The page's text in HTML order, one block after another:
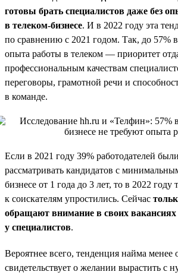
готовы брать специалистов даже без
в телеком-бизнесе. И в 2022 году эта
по сравнению с 2021 годом. Так, до 57%
опыта работы в телеком — приоритет
профессиональным качествам
переговоры, грамотной речи и
в команде.
Если в 2021 году 39% работодателей
рассматривать кандидатов с
бизнесе от 1 года до 3 лет, то в 2022 году
к соискателям упростились. Сейчас
обращают внимание в своих вакансиях
у специалистов.
Вероятнее всего, тенденция найма
свидетельствует о желании вырастить с